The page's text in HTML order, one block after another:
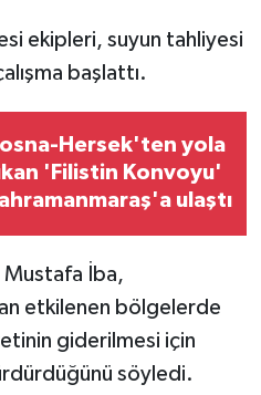
ekipleri, suyun tahliyesi
başlattı.
Hersek'ten yola
'Filistin Konvoyu'
ulaştı
Mustafa İba,
etkilenen bölgelerde
giderilmesi için
söyledi.